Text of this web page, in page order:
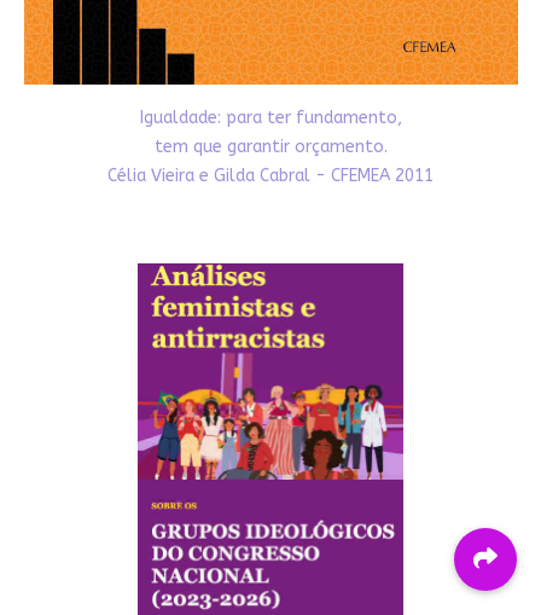
Igualdade: para ter fundamento,
tem que garantir orçamento.
Célia Vieira e Gilda Cabral - CFEMEA 2011